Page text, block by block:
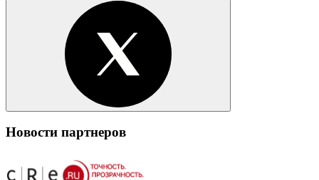
Новости партнеров